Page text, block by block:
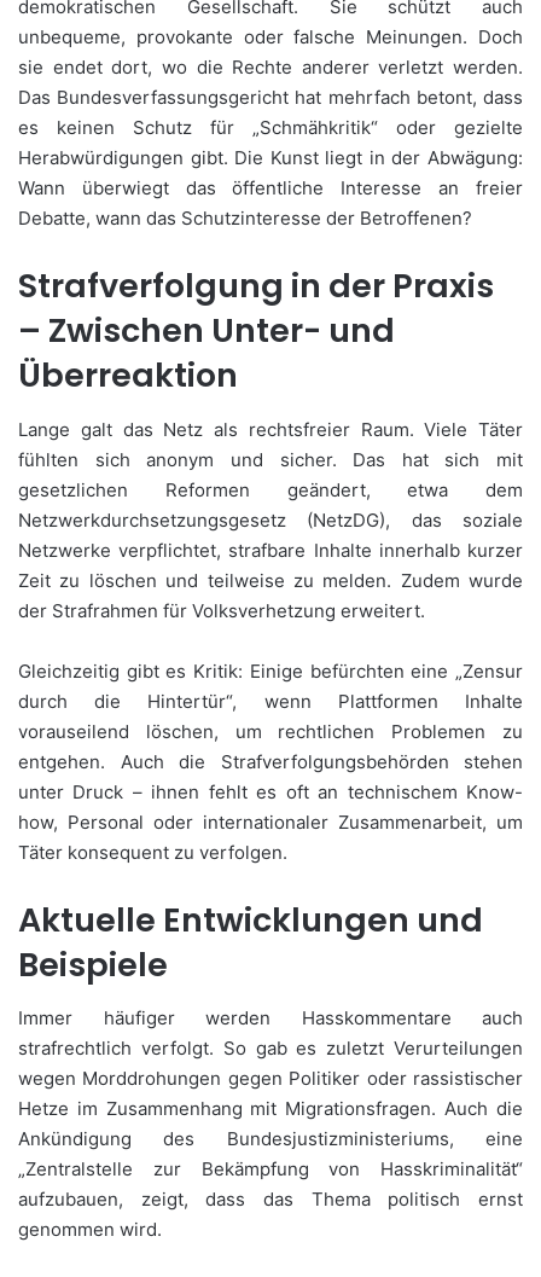
demokratischen Gesellschaft. Sie schützt auch
unbequeme, provokante oder falsche Meinungen. Doch
sie endet dort, wo die Rechte anderer verletzt werden.
Das Bundesverfassungsgericht hat mehrfach betont, dass
es keinen Schutz für „Schmähkritik“ oder gezielte
Herabwürdigungen gibt. Die Kunst liegt in der Abwägung:
Wann überwiegt das öffentliche Interesse an freier
Debatte, wann das Schutzinteresse der Betroffenen?
Strafverfolgung in der Praxis
– Zwischen Unter- und
Überreaktion
Lange galt das Netz als rechtsfreier Raum. Viele Täter
fühlten sich anonym und sicher. Das hat sich mit
gesetzlichen Reformen geändert, etwa dem
Netzwerkdurchsetzungsgesetz (NetzDG), das soziale
Netzwerke verpflichtet, strafbare Inhalte innerhalb kurzer
Zeit zu löschen und teilweise zu melden. Zudem wurde
der Strafrahmen für Volksverhetzung erweitert.
Gleichzeitig gibt es Kritik: Einige befürchten eine „Zensur
durch die Hintertür“, wenn Plattformen Inhalte
vorauseilend löschen, um rechtlichen Problemen zu
entgehen. Auch die Strafverfolgungsbehörden stehen
unter Druck – ihnen fehlt es oft an technischem Know-
how, Personal oder internationaler Zusammenarbeit, um
Täter konsequent zu verfolgen.
Aktuelle Entwicklungen und
Beispiele
Immer häufiger werden Hasskommentare auch
strafrechtlich verfolgt. So gab es zuletzt Verurteilungen
wegen Morddrohungen gegen Politiker oder rassistischer
Hetze im Zusammenhang mit Migrationsfragen. Auch die
Ankündigung des Bundesjustizministeriums, eine
„Zentralstelle zur Bekämpfung von Hasskriminalität“
aufzubauen, zeigt, dass das Thema politisch ernst
genommen wird.